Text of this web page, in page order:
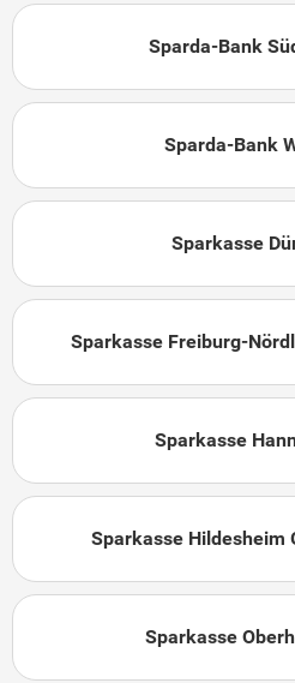
Sparda-Bank
Sparda-Bank
Sparkasse
Sparkasse Freiburg-
Sparkasse
Sparkasse Hildesheim
Sparkasse